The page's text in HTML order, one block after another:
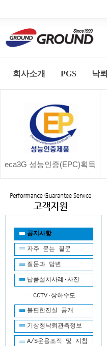
회사소개 PGS 낙
eca3G 성능인증(EPC)획득
공지사항
자주 묻는 질문
질문과 답변
납품설치사례·사진
CCTV·상하수도
불편한진실 공개
기상청낙뢰관측정보
A/S운용조직 및 지침